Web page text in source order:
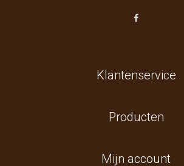
Klantenservice
Producten
Mijn account